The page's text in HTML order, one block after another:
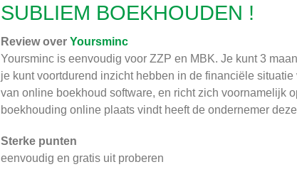
SUBLIEM BOEKHOUDEN !
Review over Yoursminc
Yoursminc is eenvoudig voor ZZP en MBK. Je kunt 3
je kunt voortdurend inzicht hebben in de financiële
van online boekhoud software, en richt zich voornamelijk
boekhouding online plaats vindt heeft de ondernemer
Sterke punten
eenvoudig en gratis uit proberen